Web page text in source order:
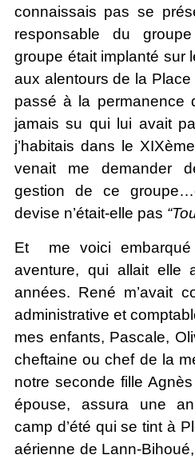
connaissais pas se
responsable du
groupe était implanté sur
aux alentours de la
passé à la permanence
jamais su qui lui avait
j’habitais dans le
venait me demander
gestion de ce
devise n’était-elle pas
Et me voici embarqué
aventure, qui allait elle
années. René m’avait
administrative et
mes enfants, Pascale,
cheftaine ou chef de la
notre seconde fille
épouse, assura une
camp d’été qui se tint à
aérienne de Lann-